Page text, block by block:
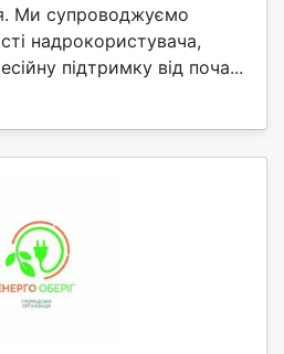
Ми супроводжуємо
надрокористувача,
підтримку від поча...